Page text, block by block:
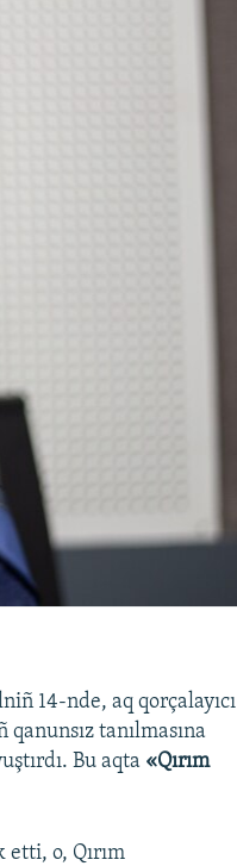
14-nde, aq qorçalayıcı
tanılmasına
Bu aqta «Qırım
o, Qırım